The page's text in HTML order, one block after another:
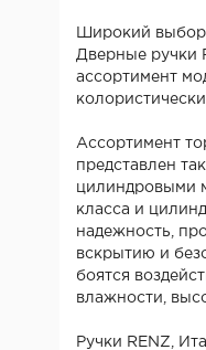
Широкий
Дверные ручки
ассортимент
Ассортимент
представлен
цилиндровыми
класса и
надежность,
вскрытию и
боятся
влажности,
Ручки RENZ,